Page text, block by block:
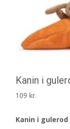
Kanin i
109 kr.
Kanin i